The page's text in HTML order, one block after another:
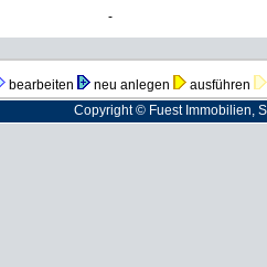
-
bearbeiten neu anlegen
ausführen
Copyright © Fuest Immobilien,